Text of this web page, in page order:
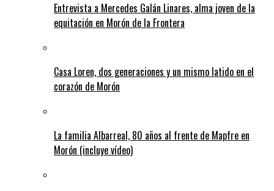
Entrevista a Mercedes Galán Linares, alma joven de la
equitación en Morón de la Frontera
Casa Loren, dos generaciones y un mismo latido en el
corazón de Morón
La familia Albarreal, 80 años al frente de Mapfre en
Morón (incluye vídeo)